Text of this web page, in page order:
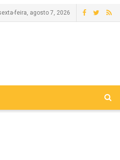
feira, agosto 7, 2026